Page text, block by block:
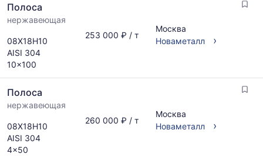
данным
прайс-
листов
поставщиков
за
Статистика
рассчитывается
актуальным
предложениям
и
цен
на
указанием
ГОСТ,
размеров
поставщиков
запросу
Полоса
нержавеющая
08Х18Н10
AISI 304
10x100
253 000 ₽ / т
Москва
Новаметалл
›
Полоса
нержавеющая
08Х18Н10
AISI 304
4x50
260 000 ₽ / т
Москва
Новаметалл
›